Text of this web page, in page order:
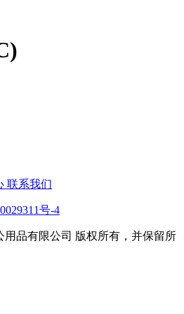
联系我们
号-4
用品有限公司 版权所有，并保留所